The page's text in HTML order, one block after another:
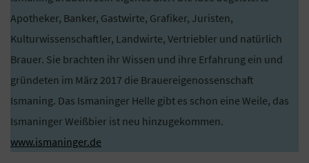
Apotheker, Banker, Gastwirte, Grafiker, Juristen,
Kulturwissenschaftler, Landwirte, Vertriebler und natürlich
Brauer. Sie brachten ihr Wissen und ihre Erfahrung ein und
gründeten im März 2017 die Brauereigenossenschaft
Ismaning. Das Ismaninger Helle gibt es schon eine Weile, das
Ismaninger Weißbier ist neu hinzugekommen.
www.ismaninger.de